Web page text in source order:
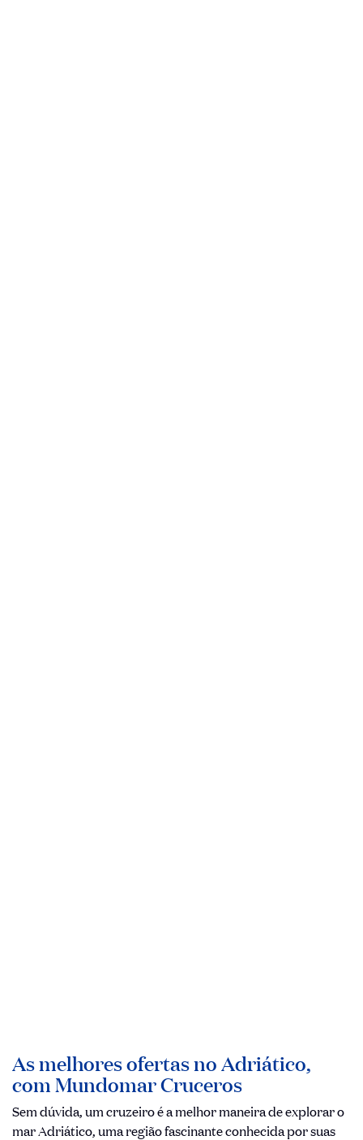
As melhores ofertas no Adriático,
com Mundomar Cruceros
Sem dúvida, um cruzeiro é a melhor maneira de explorar o
mar Adriático, uma região fascinante conhecida por suas